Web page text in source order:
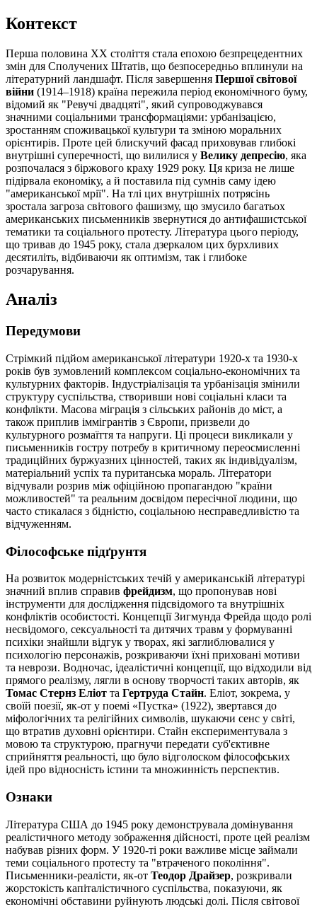
Контекст
Перша половина XX століття стала епохою безпрецедентних
змін для Сполучених Штатів, що безпосередньо вплинули на
літературний ландшафт. Після завершення Першої світової
війни (1914–1918) країна пережила період економічного буму,
відомий як "Ревучі двадцяті", який супроводжувався
значними соціальними трансформаціями: урбанізацією,
зростанням споживацької культури та зміною моральних
орієнтирів. Проте цей блискучий фасад приховував глибокі
внутрішні суперечності, що вилилися у Велику депресію, яка
розпочалася з біржового краху 1929 року. Ця криза не лише
підірвала економіку, а й поставила під сумнів саму ідею
"американської мрії". На тлі цих внутрішніх потрясінь
зростала загроза світового фашизму, що змусило багатьох
американських письменників звернутися до антифашистської
тематики та соціального протесту. Література цього періоду,
що тривав до 1945 року, стала дзеркалом цих бурхливих
десятиліть, відбиваючи як оптимізм, так і глибоке
розчарування.
Аналіз
Передумови
Стрімкий підйом американської літератури 1920-х та 1930-х
років був зумовлений комплексом соціально-економічних та
культурних факторів. Індустріалізація та урбанізація змінили
структуру суспільства, створивши нові соціальні класи та
конфлікти. Масова міграція з сільських районів до міст, а
також приплив іммігрантів з Європи, призвели до
культурного розмаїття та напруги. Ці процеси викликали у
письменників гостру потребу в критичному переосмисленні
традиційних буржуазних цінностей, таких як індивідуалізм,
матеріальний успіх та пуританська мораль. Літератори
відчували розрив між офіційною пропагандою "країни
можливостей" та реальним досвідом пересічної людини, що
часто стикалася з бідністю, соціальною несправедливістю та
відчуженням.
Філософське підґрунтя
На розвиток модерністських течій у американській літературі
значний вплив справив фрейдизм, що пропонував нові
інструменти для дослідження підсвідомого та внутрішніх
конфліктів особистості. Концепції Зигмунда Фрейда щодо ролі
несвідомого, сексуальності та дитячих травм у формуванні
психіки знайшли відгук у творах, які заглиблювалися у
психологію персонажів, розкриваючи їхні приховані мотиви
та неврози. Водночас, ідеалістичні концепції, що відходили від
прямого реалізму, лягли в основу творчості таких авторів, як
Томас Стернз Еліот та Гертруда Стайн. Еліот, зокрема, у
своїй поезії, як-от у поемі «Пустка» (1922), звертався до
міфологічних та релігійних символів, шукаючи сенс у світі,
що втратив духовні орієнтири. Стайн експериментувала з
мовою та структурою, прагнучи передати суб'єктивне
сприйняття реальності, що було відголоском філософських
ідей про відносність істини та множинність перспектив.
Ознаки
Література США до 1945 року демонструвала домінування
реалістичного методу зображення дійсності, проте цей реалізм
набував різних форм. У 1920-ті роки важливе місце займали
теми соціального протесту та "втраченого покоління".
Письменники-реалісти, як-от Теодор Драйзер, розкривали
жорстокість капіталістичного суспільства, показуючи, як
економічні обставини руйнують людські долі. Після світової